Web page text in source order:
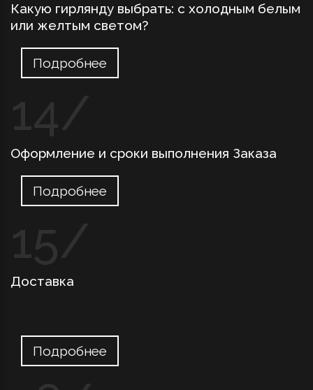
Какую гирлянду выбрать: с холодным белым
или желтым светом?
Подробнее
Оформление и сроки выполнения Заказа
Подробнее
Доставка
Подробнее